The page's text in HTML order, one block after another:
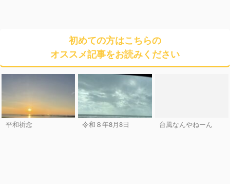
初めての方はこちらの
オススメ記事をお読みください
平和祈念 令和８年8月8日 台風なんやねーん